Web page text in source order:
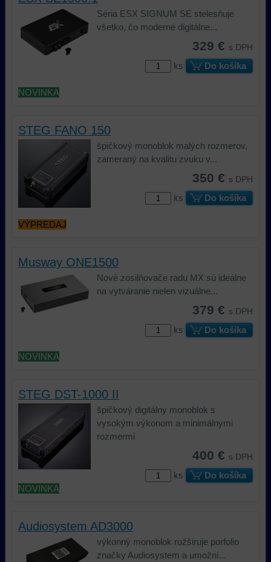
Séria ESX SIGNUM SE stelesňuje
všetko, čo moderné digitálne...
329 € s DPH
ks Do košíka
NOVINKA
STEG FANO 150
špičkový monoblok malých rozmerov,
zameraný na kvalitu zvuku v...
350 € s DPH
ks Do košíka
VÝPREDAJ
Musway ONE1500
Nové zosilňovače radu MX sú ideálne
na vytváranie nielen vizuálne...
379 € s DPH
ks Do košíka
NOVINKA
STEG DST-1000 II
špičkový digitálny monoblok s
vysokým výkonom a minimálnymi
rozmermi
400 € s DPH
ks
Do košíka
NOVINKA
Audiosystem AD3000
výkonný monoblok rožširuje porfolio
značky Audiosystem a umožní...
skripty
a/alebo
tretích
atď.
ktorými
ste
interagovali
alebo
používali,
konverzií
podobne.